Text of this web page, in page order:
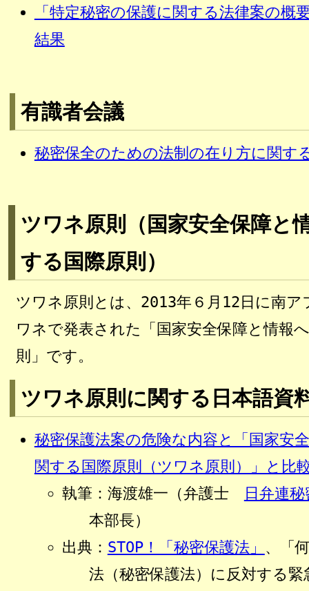
「特定秘密の保護に関する法律案の概
結果
有識者会議
秘密保全のための法制の在り方に関す
ツワネ原則（国家安全保障と
する国際原則）
ツワネ原則とは、2013年６月12日に南ア
ワネで発表された「国家安全保障と情報
則」です。
ツワネ原則に関する日本語資
秘密保護法案の危険な内容と「国家安
関する国際原則（ツワネ原則）」と比
執筆： 海渡雄一 （弁護士
日弁連
本部長）
出典： STOP！「秘密保護法」 、「
法（秘密保護法）に反対する